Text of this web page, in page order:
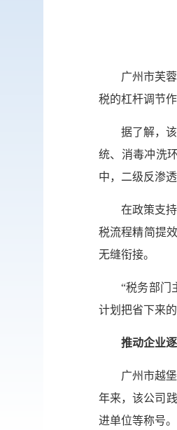
广州市芙
税的杠杆调节
据了解，
统、消毒冲洗
中，二级反渗
在政策支
税流程精简提
无缝衔接。
“税务部门
计划把省下来
推动企业
广州市越
年来，该公司
进单位等称号。